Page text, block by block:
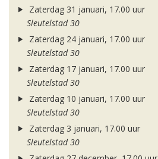
Zaterdag 31 januari, 17.00 uur
Sleutelstad 30
Zaterdag 24 januari, 17.00 uur
Sleutelstad 30
Zaterdag 17 januari, 17.00 uur
Sleutelstad 30
Zaterdag 10 januari, 17.00 uur
Sleutelstad 30
Zaterdag 3 januari, 17.00 uur
Sleutelstad 30